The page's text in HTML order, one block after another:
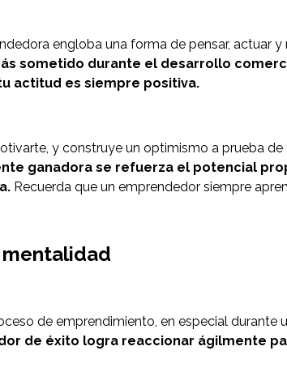
engloba una forma de pensar, actuar
sometido durante el desarrollo
actitud es siempre positiva.
y construye un optimismo a prueba
ganadora se refuerza el potencial
Recuerda que un emprendedor siempre
mentalidad
de emprendimiento, en especial
de éxito logra reaccionar ágilmente